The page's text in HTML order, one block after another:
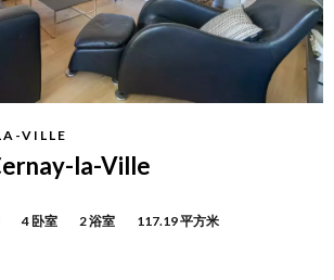
VILLE
la-Ville
4 卧室 2 浴室 117.19 平方米